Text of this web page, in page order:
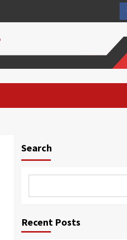
Search
Recent Posts